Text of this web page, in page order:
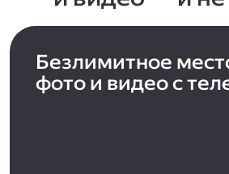
Безлимитное
фото и видео с